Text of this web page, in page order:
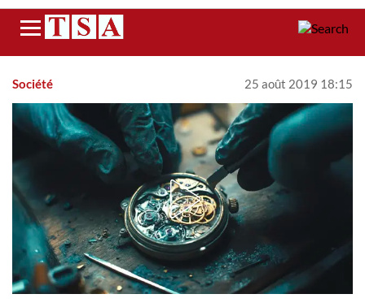
Menu
Société 25 août 2019 18:15